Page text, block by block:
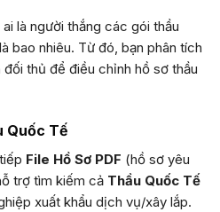
là người thắng các gói thầu
bao nhiêu. Từ đó, bạn phân tích
thủ để điều chỉnh hồ sơ thầu
Quốc Tế
File Hồ Sơ PDF (hồ sơ yêu
trợ tìm kiếm cả Thầu Quốc Tế
xuất khẩu dịch vụ/xây lắp.